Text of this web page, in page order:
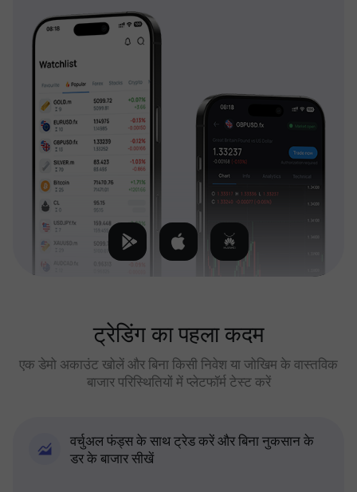
ट्रेडिंग का पहला कदम
एक डेमो अकाउंट खोलें और बिना किसी निवेश या जोखिम के वास्तविक
बाजार परिस्थितियों में प्लेटफॉर्म टेस्ट करें
वर्चुअल फंड्स के साथ ट्रेड करें और बिना नुकसान के
डर के बाजार सीखें